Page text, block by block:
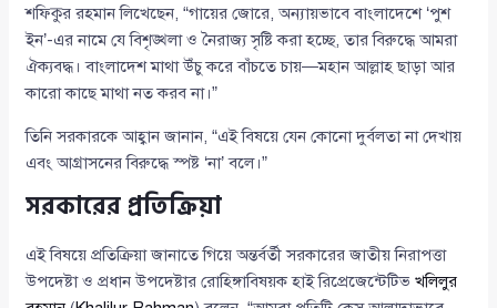
শফিকুর রহমান লিখেছেন, “গায়ের জোরে, অন্যায়ভাবে বাংলাদেশে ‘পুশ
ইন’-এর নামে যে বিশৃঙ্খলা ও নৈরাজ্য সৃষ্টি করা হচ্ছে, তার বিরুদ্ধে আমরা
ঐক্যবদ্ধ। বাংলাদেশ মাথা উঁচু করে বাঁচতে চায়—মহান আল্লাহ ছাড়া আর
কারো কাছে মাথা নত করব না।”
তিনি সরকারকে আহ্বান জানান, “এই বিষয়ে যেন কোনো দুর্বলতা না দেখায়
এবং আগ্রাসনের বিরুদ্ধে স্পষ্ট ‘না’ বলে।”
সরকারের প্রতিক্রিয়া
এই বিষয়ে প্রতিক্রিয়া জানাতে গিয়ে অন্তর্বর্তী সরকারের জাতীয় নিরাপত্তা
উপদেষ্টা ও প্রধান উপদেষ্টার রোহিঙ্গাবিষয়ক হাই রিপ্রেজেন্টেটিভখলিলুর